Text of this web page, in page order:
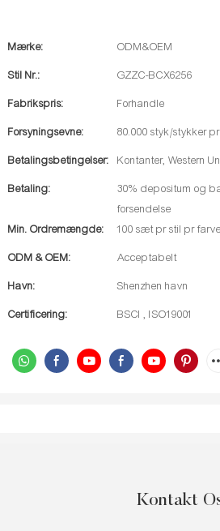
Mærke: ODM&OEM
Stil Nr.: GZZC-BCX6256
Fabrikspris: Forhandle
Forsyningsevne: 80.000 styk/stykker
Betalingsbetingelser: Kontanter, Western
Betaling:
30% depositum og
forsendelse
Min. Ordremængde:
100 sæt pr stil pr farve
ODM & OEM: Acceptabelt
Havn: Shenzhen havn
Certificering: BSCI , ISO19001
Kontakt